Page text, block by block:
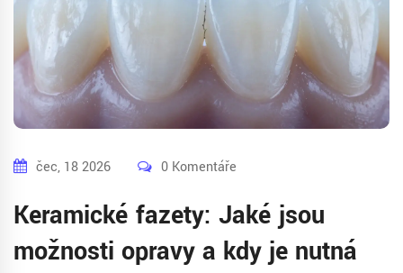
čec, 18 2026 0 Komentáře
Keramické fazety: Jaké jsou
možnosti opravy a kdy je nutná